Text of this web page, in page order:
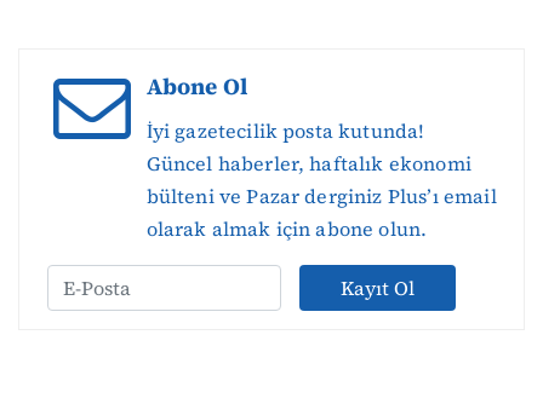
Abone Ol
İyi gazetecilik posta kutunda!
Güncel haberler, haftalık ekonomi
bülteni ve Pazar derginiz Plus’ı email
olarak almak için abone olun.
Kayıt Ol